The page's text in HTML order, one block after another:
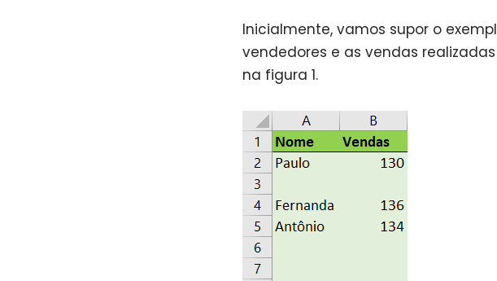
Inicialmente, vamos supor o
vendedores e as vendas
na figura 1.